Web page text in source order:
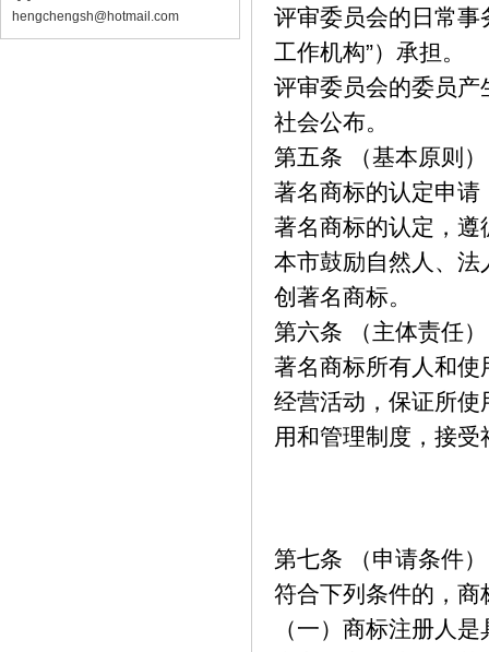
hengchengsh@hotmail.com
评审委员会的日常事
工作机构”）承担。
评审委员会的委员
社会公布。
第五条 （基本原则）
著名商标的认定申请
著名商标的认定，遵
本市鼓励自然人、
创著名商标。
第六条 （主体责任）
著名商标所有人和
经营活动，保证所
用和管理制度，接
第七条 （申请条件）
符合下列条件的，
（一）商标注册人